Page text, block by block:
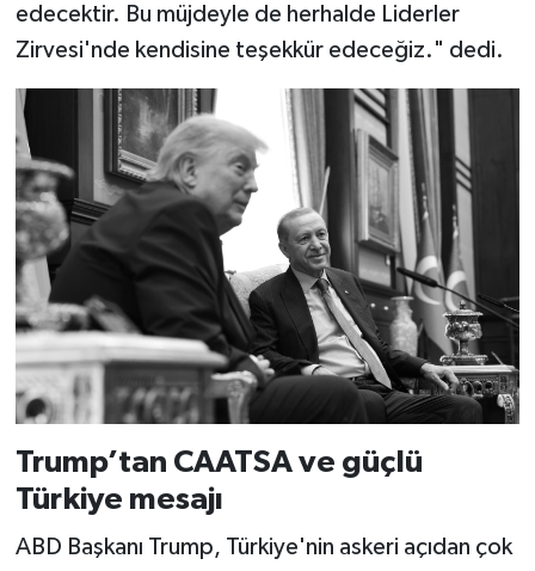
edecektir. Bu müjdeyle de herhalde Liderler
Zirvesi'nde kendisine teşekkür edeceğiz." dedi.
Trump’tan CAATSA ve güçlü
Türkiye mesajı
ABD Başkanı Trump, Türkiye'nin askeri açıdan çok